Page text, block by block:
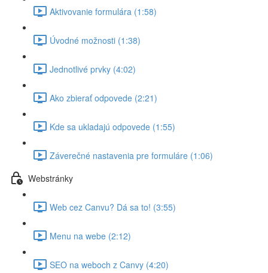
Aktivovanie formulára (1:58)
Úvodné možnosti (1:38)
Jednotlivé prvky (4:02)
Ako zbierať odpovede (2:21)
Kde sa ukladajú odpovede (1:55)
Záverečné nastavenia pre formuláre (1:06)
Webstránky
Web cez Canvu? Dá sa to! (3:55)
Menu na webe (2:12)
SEO na weboch z Canvy (4:20)